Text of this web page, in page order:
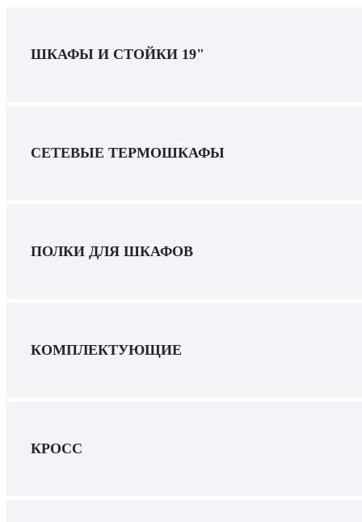
ШКАФЫ И СТОЙКИ 19"
СЕТЕВЫЕ ТЕРМОШКАФЫ
ПОЛКИ ДЛЯ ШКАФОВ
КОМПЛЕКТУЮЩИЕ
КРОСС